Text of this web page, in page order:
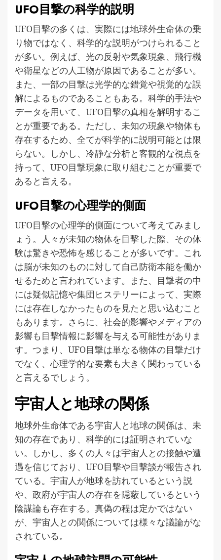
UFO目撃の科学的説明
UFO目撃の多くは、実際には地球外生命体の乗
り物ではなく、科学的な説明がつけられること
が多い。例えば、光の反射や気象現象、飛行機
や衛星などの人工物が原因であることが多い。
また、一部の目撃は光学的な錯覚や視覚的な誤
解によるものであることもある。科学的手法や
データを用いて、UFO目撃の真相を解明するこ
とが重要である。ただし、未知の現象や物体も
存在するため、全てが科学的に説明可能とは限
らない。しかし、冷静な分析と客観的な視点を
持って、UFO目撃現象に取り組むことが重要で
あると言える。
UFO目撃の心理学的側面
UFO目撃の心理学的側面について考えてみまし
ょう。人々が未知の物体を目撃した際、その体
験は驚きや恐怖を感じることが多いです。これ
は脳が未知のものに対して自己防衛本能を働か
せるためと言われています。また、目撃者の中
には疑似記憶や集団ヒステリーによって、実際
には存在しなかったものを見たと思い込むこと
もあります。さらに、社会的影響やメディアの
影響も目撃情報に影響を与える可能性がありま
す。つまり、UFO目撃は単なる物体の目撃だけ
でなく、心理学的な要素も大きく関わっている
と言えるでしょう。
宇宙人と地球の関係
地球外生命体である宇宙人と地球の関係は、未
知の存在であり、科学的には証明されていな
い。しかし、多くの人々は宇宙人との接触や遭
遇を信じており、UFO目撃や目撃談が報告され
ている。宇宙人が地球を訪れているという説
や、政府が宇宙人の存在を隠蔽しているという
陰謀論も存在する。真偽の程は定かではない
が、宇宙人との関係については様々な議論がな
されている。